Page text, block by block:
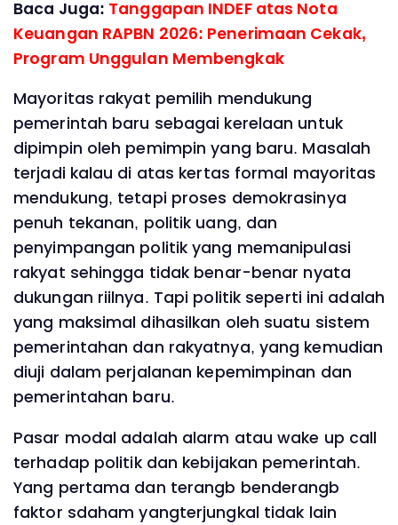
Baca Juga: Tanggapan INDEF atas Nota
Keuangan RAPBN 2026: Penerimaan Cekak,
Program Unggulan Membengkak
Mayoritas rakyat pemilih mendukung
pemerintah baru sebagai kerelaan untuk
dipimpin oleh pemimpin yang baru. Masalah
terjadi kalau di atas kertas formal mayoritas
mendukung, tetapi proses demokrasinya
penuh tekanan, politik uang, dan
penyimpangan politik yang memanipulasi
rakyat sehingga tidak benar-benar nyata
dukungan riilnya. Tapi politik seperti ini adalah
yang maksimal dihasilkan oleh suatu sistem
pemerintahan dan rakyatnya, yang kemudian
diuji dalam perjalanan kepemimpinan dan
pemerintahan baru.
Pasar modal adalah alarm atau wake up call
terhadap politik dan kebijakan pemerintah.
Yang pertama dan terangb benderangb
faktor sdaham yangterjungkal tidak lain